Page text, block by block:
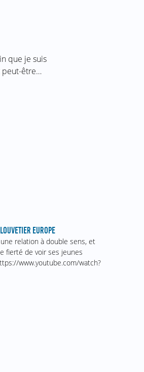
que je suis
peut-être…
EUROPE
relation à double sens, et
fierté de voir ses jeunes
www.youtube.com/watch?